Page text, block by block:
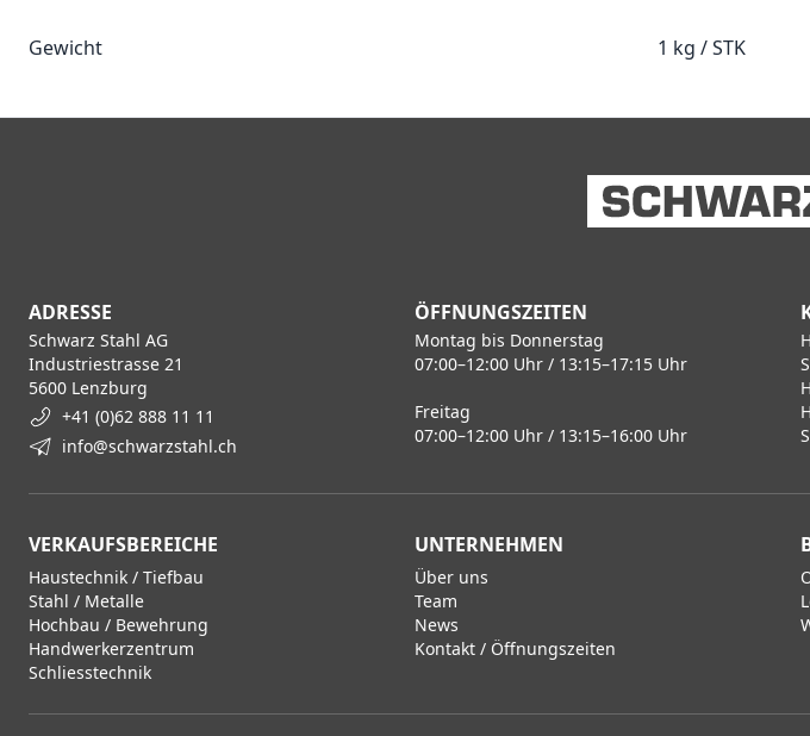
Gewicht 1 kg / STK
ADRESSE
Schwarz Stahl AG
Industriestrasse 21
5600 Lenzburg
+41 (0)62 888 11 11
info@schwarzstahl.ch
ÖFFNUNGSZEITEN
Montag bis Donnerstag
07:00–12:00 Uhr / 13:15–17:15 Uhr
Freitag
07:00–12:00 Uhr / 13:15–16:00 Uhr
VERKAUFSBEREICHE
Haustechnik / Tiefbau
Stahl / Metalle
Hochbau / Bewehrung
Handwerkerzentrum
Schliesstechnik
UNTERNEHMEN
Über uns
Team
News
Kontakt / Öffnungszeiten